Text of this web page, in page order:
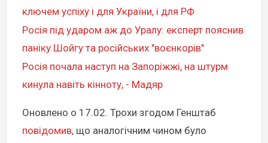
ключем успіху і для України, і для РФ
Росія під ударом аж до Уралу: експерт пояснив
паніку Шойгу та російських "воєнкорів"
Росія почала наступ на Запоріжжі, на штурм
кинула навіть кінноту, - Мадяр
Оновлено о 17.02. Трохи згодом Генштаб
повідомив, що аналогічним чином було